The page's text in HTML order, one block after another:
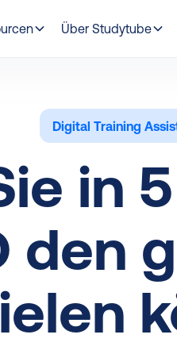
Über Studytube
Digital Training
in
den